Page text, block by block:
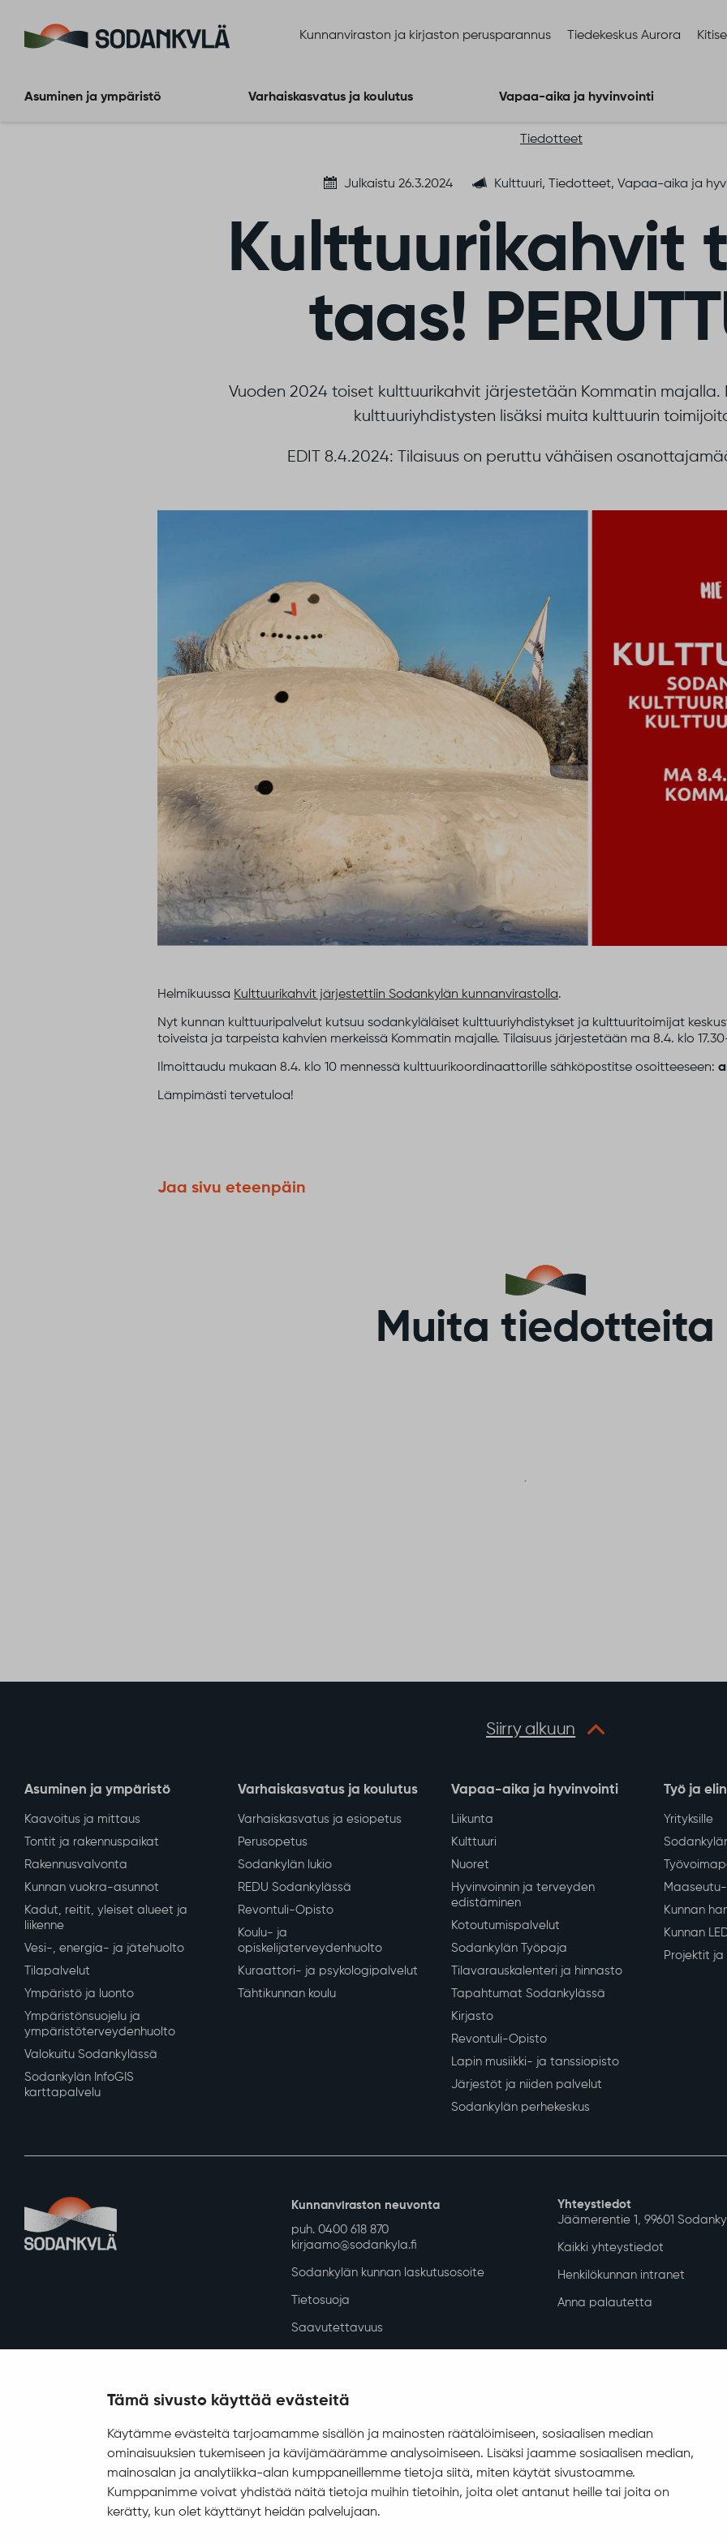
Tämä sivusto käyttää evästeitä
Käytämme evästeitä tarjoamamme sisällön ja mainosten räätälöimiseen, sosiaalisen median
ominaisuuksien tukemiseen ja kävijämäärämme analysoimiseen. Lisäksi jaamme sosiaalisen median,
mainosalan ja analytiikka-alan kumppaneillemme tietoja siitä, miten käytät sivustoamme.
Kumppanimme voivat yhdistää näitä tietoja muihin tietoihin, joita olet antanut heille tai joita on
kerätty, kun olet käyttänyt heidän palvelujaan.
Kunnanviraston ja kirjaston perusparannus Tiedekeskus Aurora
Asuminen ja ympäristö Varhaiskasvatus ja koulutus Vapaa-aika ja hyvinvointi
Tiedotteet
Julkaistu 26.3.2024 Kulttuuri, Tiedotteet, Vapaa-aika ja
Kulttuurikahvit
taas!
Vuoden 2024 toiset kulttuurikahvit järjestetään Kommatin majalla.
kulttuuriyhdistysten lisäksi muita kulttuurin
EDIT 8.4.2024: Tilaisuus on peruttu vähäisen
Helmikuussa Kulttuurikahvit järjestettiin Sodankylän kunnanvirastolla.
Nyt kunnan kulttuuripalvelut kutsuu sodankyläläiset kulttuuriyhdistykset ja kulttuuritoimijat
toiveista ja tarpeista kahvien merkeissä Kommatin majalle. Tilaisuus järjestetään ma 8.4. klo 17.30-
Ilmoittaudu mukaan 8.4. klo 10 mennessä kulttuurikoordinaattorille sähköpostitse osoitteeseen:
Lämpimästi tervetuloa!
Jaa sivu eteenpäin
Muita tiedotteita
Siirry alkuun
Asuminen ja ympäristö
Kaavoitus ja mittaus
Tontit ja rakennuspaikat
Rakennusvalvonta
Kunnan vuokra-asunnot
Kadut, reitit, yleiset alueet ja
liikenne
Vesi-, energia- ja jätehuolto
Tilapalvelut
Ympäristö ja luonto
Ympäristönsuojelu ja
ympäristöterveydenhuolto
Valokuitu Sodankylässä
Sodankylän InfoGIS
karttapalvelu
Varhaiskasvatus ja koulutus
Varhaiskasvatus ja esiopetus
Perusopetus
Sodankylän lukio
REDU Sodankylässä
Revontuli-Opisto
Koulu- ja
opiskelijaterveydenhuolto
Kuraattori- ja psykologipalvelut
Tähtikunnan koulu
Vapaa-aika ja hyvinvointi
Liikunta
Kulttuuri
Nuoret
Hyvinvoinnin ja terveyden
edistäminen
Kotoutumispalvelut
Sodankylän Työpaja
Tilavarauskalenteri ja hinnasto
Tapahtumat Sodankylässä
Kirjasto
Revontuli-Opisto
Lapin musiikki- ja tanssiopisto
Järjestöt ja niiden palvelut
Sodankylän perhekeskus
Työ ja
Yrityksille
Kunnan
Kunnan
Projektit ja
Kunnanviraston neuvonta
puh. 0400 618 870
kirjaamo@sodankyla.fi
Sodankylän kunnan laskutusosoite
Tietosuoja
Saavutettavuus
Yhteystiedot
Jäämerentie 1, 99601
Kaikki yhteystiedot
Henkilökunnan intranet
Anna palautetta